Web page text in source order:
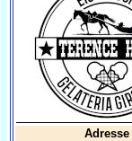
Adresse